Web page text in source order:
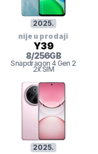
2025.
nije u prodaji
Y39
8/256GB
Snapdragon 4 Gen 2
2x SIM
2025.